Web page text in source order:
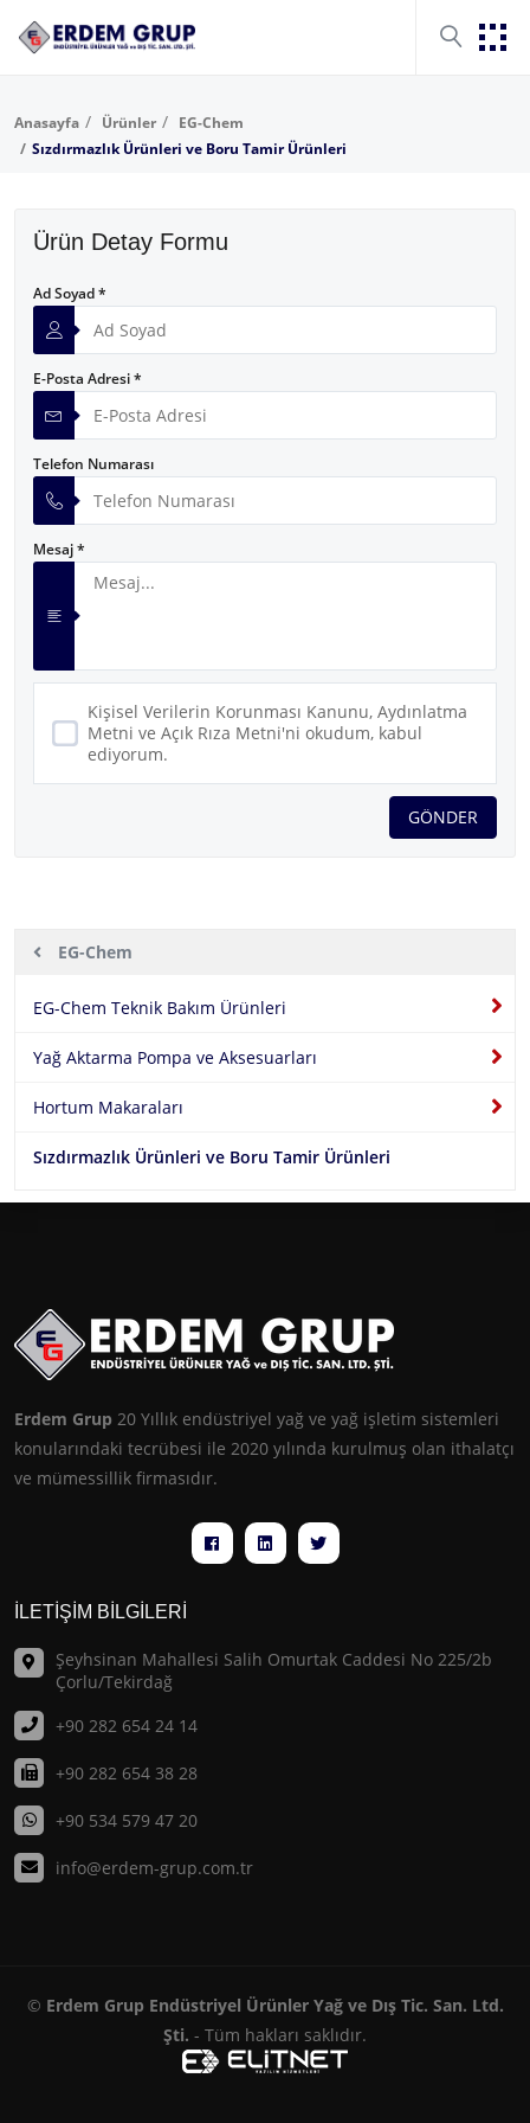
Anasayfa Ürünler
EG-Chem
Sızdırmazlık Ürünleri ve Boru Tamir Ürünleri
Ürün Detay Formu
Ad Soyad *
E-Posta Adresi *
Telefon Numarası
Mesaj *
Kişisel Verilerin Korunması Kanunu, Aydınlatma
Metni ve Açık Rıza Metni'ni okudum, kabul
ediyorum.
GÖNDER
Hakkımızda
Ürünler
Ürünler
Aluchem
Fluitec
EG-Chem
EG-Chem
EG-Chem Teknik Bakım Ürünleri
Yağ Aktarma Pompa ve Aksesuarları
Hortum Makaraları
Sızdırmazlık Ürünleri ve Boru Tamir Ürünleri
Sektörler
İletişim
Erdem Grup 20 Yıllık endüstriyel yağ ve yağ işletim sistemleri
konularındaki tecrübesi ile 2020 yılında kurulmuş olan ithalatçı
ve mümessillik firmasıdır.
İLETİŞİM BİLGİLERİ
Şeyhsinan Mahallesi Salih Omurtak Caddesi No 225/2b
Çorlu/Tekirdağ
+90 282 654 24 14
+90 282 654 38 28
+90 534 579 47 20
info@erdem-grup.com.tr
© Erdem Grup Endüstriyel Ürünler Yağ ve Dış Tic. San. Ltd.
Şti. - Tüm hakları saklıdır.